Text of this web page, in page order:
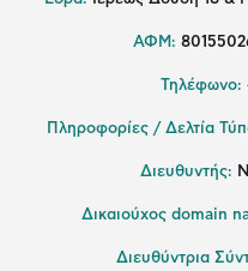
ΑΦΜ:
Τηλέφωνο:
Πληροφορίες / Δελτία
Διευθυντής:
Δικαιούχος domain
Διευθύντρια